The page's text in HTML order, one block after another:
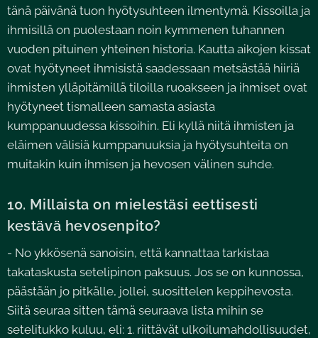
tänä päivänä tuon hyötysuhteen ilmentymä. Kissoilla ja
ihmisillä on puolestaan noin kymmenen tuhannen
vuoden pituinen yhteinen historia. Kautta aikojen kissat
ovat hyötyneet ihmisistä saadessaan metsästää hiiriä
ihmisten ylläpitämillä tiloilla ruoakseen ja ihmiset ovat
hyötyneet tismalleen samasta asiasta
kumppanuudessa kissoihin. Eli kyllä niitä ihmisten ja
eläimen välisiä kumppanuuksia ja hyötysuhteita on
muitakin kuin ihmisen ja hevosen välinen suhde.
10. Millaista on mielestäsi eettisesti
kestävä hevosenpito?
- No ykkösenä sanoisin, että kannattaa tarkistaa
takataskusta setelipinon paksuus. Jos se on kunnossa,
päästään jo pitkälle, jollei, suosittelen keppihevosta.
Siitä seuraa sitten tämä seuraava lista mihin se
setelitukko kuluu, eli: 1. riittävät ulkoilumahdollisuudet,